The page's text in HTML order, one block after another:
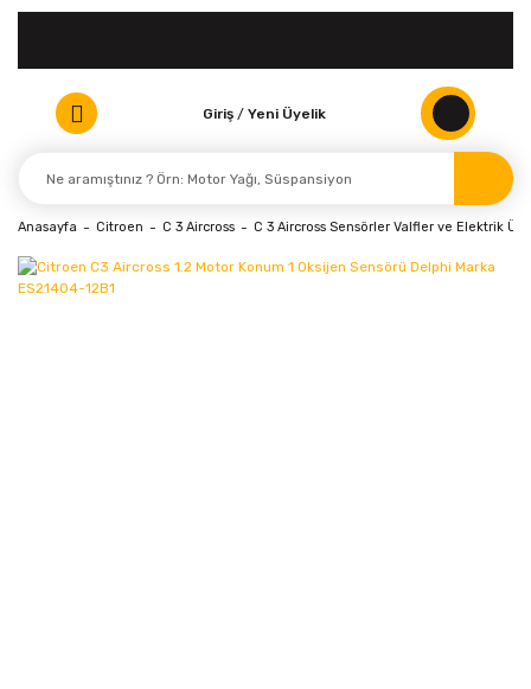
Giriş / Yeni Üyelik
Anasayfa Citroen C 3 Aircross C 3 Aircross Sensörler Valfler ve Elektrik